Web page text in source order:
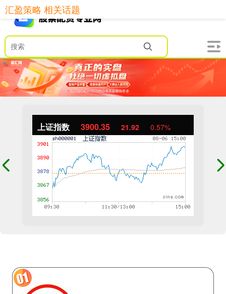
上证指数 3900.35 21.92 0.57%
汇盈策略 相关话题